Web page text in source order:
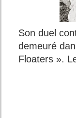
Son duel
demeuré
Floaters ».